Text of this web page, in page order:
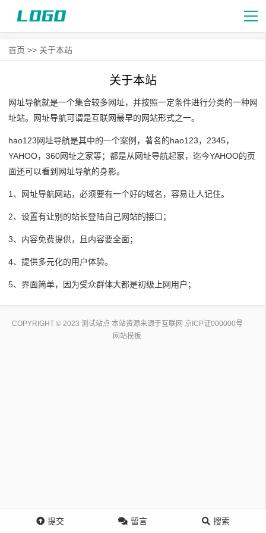
提交 留言 搜索
首页 >> 关于本站
关于本站
网址导航就是一个集合较多网址，并按照一定条件进行分类的一种网
址站。网址导航可谓是互联网最早的网站形式之一。
hao123网址导航是其中的一个案例，著名的hao123，2345，
YAHOO，360网址之家等；都是从网址导航起家，迄今YAHOO的页
面还可以看到网址导航的身影。
1、网址导航网站，必须要有一个好的域名，容易让人记住。
2、设置有让别的站长登陆自己网站的接口；
3、内容免费提供，且内容要全面；
4、提供多元化的用户体验。
5、界面简单，因为受众群体大都是初级上网用户；
COPYRIGHT © 2023 测试站点 本站资源来源于互联网 京ICP证000000号
网站模板